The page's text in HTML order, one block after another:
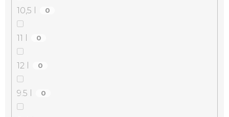
10,5 l 0
11 l 0
12 l 0
9.5 l 0